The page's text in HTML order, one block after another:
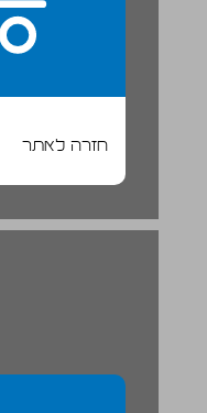
חזרה לאתר